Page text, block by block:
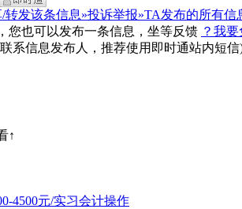
转发该条信息»投诉举报»TA发布的所有信
您也可以发布一条信息，坐等反馈 ？我
系信息发布人，推荐使用即时通站内短信
↑
4500元/实习会计操作